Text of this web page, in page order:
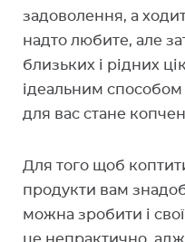
задоволення, а
надто любите, але
близьких і рідних
ідеальним способом
для вас стане
Для того щоб
продукти вам
можна зробити і